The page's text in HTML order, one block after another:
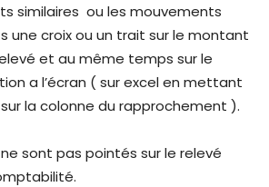
similaires ou les mouvements
une croix ou un trait sur le montant
et au même temps sur le
a l’écran ( sur excel en mettant
la colonne du rapprochement ).
sont pas pointés sur le relevé